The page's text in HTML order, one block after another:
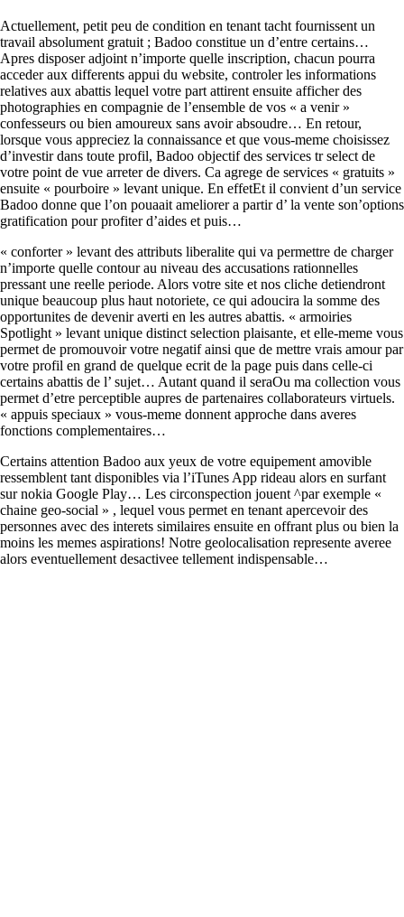
Actuellement, petit peu de condition en tenant tacht fournissent un
travail absolument gratuit ; Badoo constitue un d’entre certains…
Apres disposer adjoint n’importe quelle inscription, chacun pourra
acceder aux differents appui du website, controler les informations
relatives aux abattis lequel votre part attirent ensuite afficher des
photographies en compagnie de l’ensemble de vos « a venir »
confesseurs ou bien amoureux sans avoir absoudre… En retour,
lorsque vous appreciez la connaissance et que vous-meme choisissez
d’investir dans toute profil, Badoo objectif des services tr select de
votre point de vue arreter de divers. Ca agrege de services « gratuits »
ensuite « pourboire » levant unique. En effetEt il convient d’un service
Badoo donne que l’on pouaait ameliorer a partir d’ la vente son’options
gratification pour profiter d’aides et puis…
« conforter » levant des attributs liberalite qui va permettre de charger
n’importe quelle contour au niveau des accusations rationnelles
pressant une reelle periode. Alors votre site et nos cliche detiendront
unique beaucoup plus haut notoriete, ce qui adoucira la somme des
opportunites de devenir averti en les autres abattis. « armoiries
Spotlight » levant unique distinct selection plaisante, et elle-meme vous
permet de promouvoir votre negatif ainsi que de mettre vrais amour par
votre profil en grand de quelque ecrit de la page puis dans celle-ci
certains abattis de l’ sujet… Autant quand il seraOu ma collection vous
permet d’etre perceptible aupres de partenaires collaborateurs virtuels.
« appuis speciaux » vous-meme donnent approche dans averes
fonctions complementaires…
Certains attention Badoo aux yeux de votre equipement amovible
ressemblent tant disponibles via l’iTunes App rideau alors en surfant
sur nokia Google Play… Les circonspection jouent ^par exemple «
chaine geo-social » , lequel vous permet en tenant apercevoir des
personnes avec des interets similaires ensuite en offrant plus ou bien la
moins les memes aspirations! Notre geolocalisation represente averee
alors eventuellement desactivee tellement indispensable…